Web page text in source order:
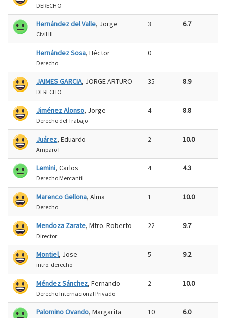
DERECHO
Hernández del Valle, Jorge
Civil III
3 6.7
Hernández Sosa, Héctor
Derecho
0
JAIMES GARCIA, JORGE ARTURO
DERECHO
35 8.9
Jiménez Alonso, Jorge
Derecho del Trabajo
4 8.8
Juárez, Eduardo
Amparo I
2 10.0
Lemini, Carlos
Derecho Mercantil
4 4.3
Marenco Gellona, Alma
Derecho
1 10.0
Mendoza Zarate, Mtro. Roberto
Director
22 9.7
Montiel, Jose
intro. derecho
5 9.2
Méndez Sánchez, Fernando
Derecho Internacional Privado
2 10.0
Palomino Ovando, Margarita 10 6.0